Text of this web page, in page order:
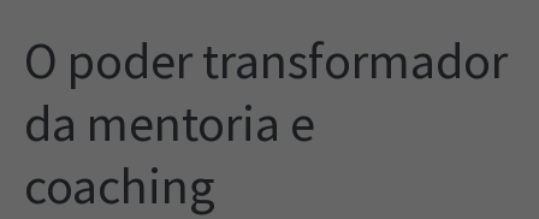
O poder transformador
da mentoria e
coaching